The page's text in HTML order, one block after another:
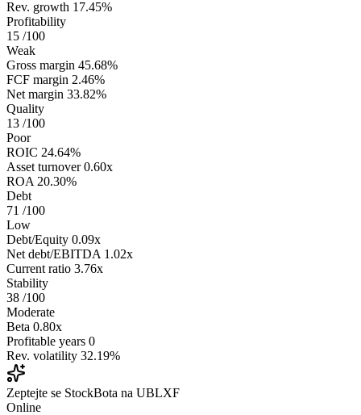
Rev. growth 17.45%
Profitability
15 /100
Weak
Gross margin 45.68%
FCF margin 2.46%
Net margin 33.82%
Quality
13 /100
Poor
ROIC 24.64%
Asset turnover 0.60x
ROA 20.30%
Debt
71 /100
Low
Debt/Equity 0.09x
Net debt/EBITDA 1.02x
Current ratio 3.76x
Stability
38 /100
Moderate
Beta 0.80x
Profitable years 0
Rev. volatility 32.19%
Zeptejte se StockBota na UBLXF
Online